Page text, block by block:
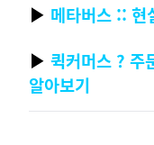
▶ 메타버스 :: 현
▶ 퀵커머스 ? 주
알아보기